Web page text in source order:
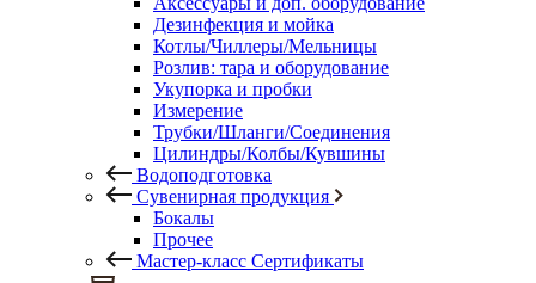
Дезинфекция и мойка
Котлы/Чиллеры/Мельницы
Розлив: тара и оборудование
Укупорка и пробки
Измерение
Трубки/Шланги/Соединения
Цилиндры/Колбы/Кувшины
Водоподготовка
Сувенирная продукция
Бокалы
Прочее
Мастер-класс Сертификаты